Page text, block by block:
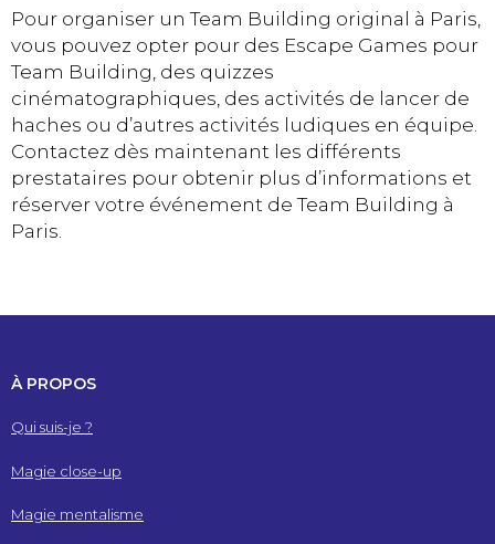
Pour organiser un Team Building original à Paris,
vous pouvez opter pour des Escape Games pour
Team Building, des quizzes
cinématographiques, des activités de lancer de
haches ou d’autres activités ludiques en équipe.
Contactez dès maintenant les différents
prestataires pour obtenir plus d’informations et
réserver votre événement de Team Building à
Paris.
À PROPOS
Qui suis-je ?
Magie close-up
Magie mentalisme